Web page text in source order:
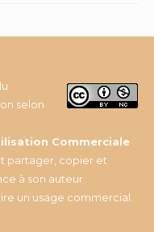
selon
Commerciale
partager, copier et
à son auteur
un usage commercial.